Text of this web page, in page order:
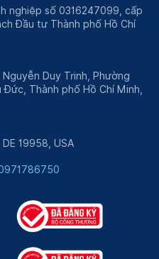
nghiệp số 0316247099, cấp
Đầu tư Thành phố Hồ Chí
Duy Trinh, Phường
Thành phố Hồ Chí Minh,
19958, USA